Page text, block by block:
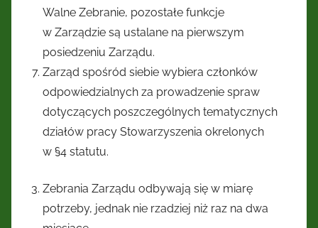
Walne Zebranie, pozostałe funkcje
w Zarządzie są ustalane na pierwszym
posiedzeniu Zarządu.
Zarząd spośród siebie wybiera członków
odpowiedzialnych za prowadzenie spraw
dotyczących poszczególnych tematycznych
działów pracy Stowarzyszenia okrelonych
w §4 statutu.
Zebrania Zarządu odbywają się w miarę
potrzeby, jednak nie rzadziej niż raz na dwa